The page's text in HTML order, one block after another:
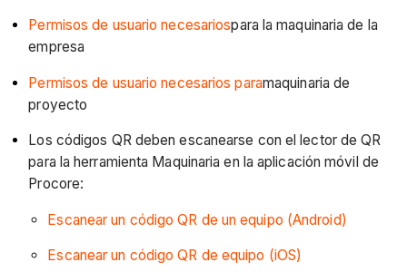
Permisos de usuario necesariospara la maquinaria de la
empresa
Permisos de usuario necesarios paramaquinaria de
proyecto
Los códigos QR deben escanearse con el lector de QR
para la herramienta Maquinaria en la aplicación móvil de
Procore:
Escanear un código QR de un equipo (Android)
Escanear un código QR de equipo (iOS)